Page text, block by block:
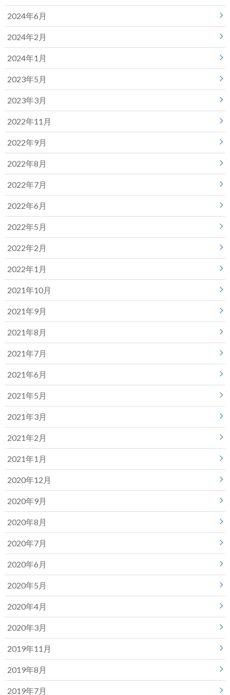
2024年6月
2024年2月
2024年1月
2023年5月
2023年3月
2022年11月
2022年9月
2022年8月
2022年7月
2022年6月
2022年5月
2022年2月
2022年1月
2021年10月
2021年9月
2021年8月
2021年7月
2021年6月
2021年5月
2021年3月
2021年2月
2021年1月
2020年12月
2020年9月
2020年8月
2020年7月
2020年6月
2020年5月
2020年4月
2020年3月
2019年11月
2019年8月
2019年7月